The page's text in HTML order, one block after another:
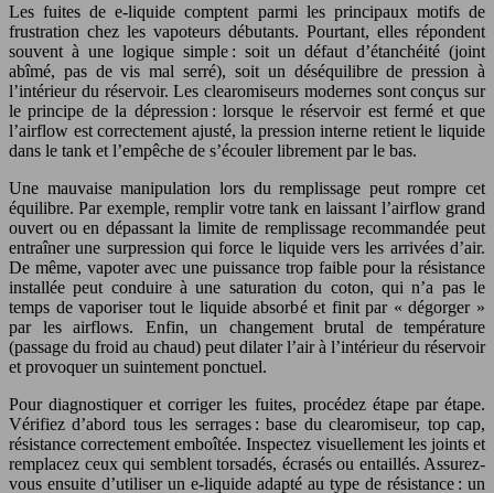
Les fuites de e-liquide comptent parmi les principaux motifs de
frustration chez les vapoteurs débutants. Pourtant, elles répondent
souvent à une logique simple : soit un défaut d’étanchéité (joint
abîmé, pas de vis mal serré), soit un déséquilibre de pression à
l’intérieur du réservoir. Les clearomiseurs modernes sont conçus sur
le principe de la dépression : lorsque le réservoir est fermé et que
l’airflow est correctement ajusté, la pression interne retient le liquide
dans le tank et l’empêche de s’écouler librement par le bas.
Une mauvaise manipulation lors du remplissage peut rompre cet
équilibre. Par exemple, remplir votre tank en laissant l’airflow grand
ouvert ou en dépassant la limite de remplissage recommandée peut
entraîner une surpression qui force le liquide vers les arrivées d’air.
De même, vapoter avec une puissance trop faible pour la résistance
installée peut conduire à une saturation du coton, qui n’a pas le
temps de vaporiser tout le liquide absorbé et finit par « dégorger »
par les airflows. Enfin, un changement brutal de température
(passage du froid au chaud) peut dilater l’air à l’intérieur du réservoir
et provoquer un suintement ponctuel.
Pour diagnostiquer et corriger les fuites, procédez étape par étape.
Vérifiez d’abord tous les serrages : base du clearomiseur, top cap,
résistance correctement emboîtée. Inspectez visuellement les joints et
remplacez ceux qui semblent torsadés, écrasés ou entaillés. Assurez-
vous ensuite d’utiliser un e-liquide adapté au type de résistance : un